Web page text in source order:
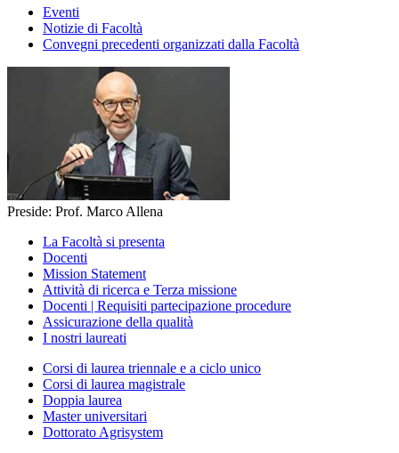
Eventi
Notizie di Facoltà
Convegni precedenti organizzati dalla Facoltà
Preside: Prof. Marco Allena
La Facoltà si presenta
Docenti
Mission Statement
Attività di ricerca e Terza missione
Docenti | Requisiti partecipazione procedure
Assicurazione della qualità
I nostri laureati
Corsi di laurea triennale e a ciclo unico
Corsi di laurea magistrale
Doppia laurea
Master universitari
Dottorato Agrisystem